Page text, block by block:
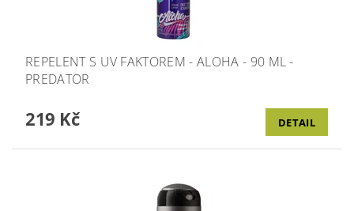
REPELENT S UV FAKTOREM - ALOHA - 90 ML -
PREDATOR
219 Kč DETAIL